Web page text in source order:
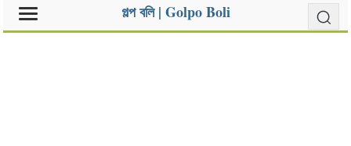
গল্প বলি | Golpo Boli